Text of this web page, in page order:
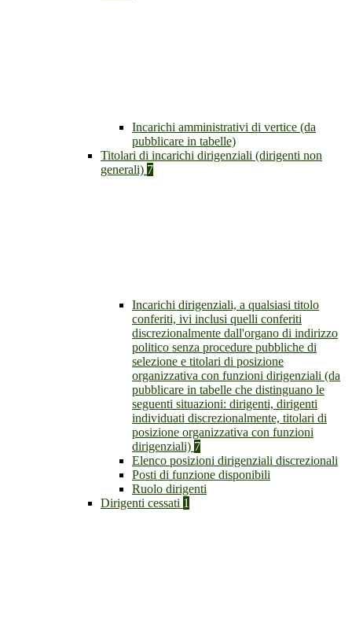
Incarichi amministrativi di vertice (da
pubblicare in tabelle)
Titolari di incarichi dirigenziali (dirigenti non
generali) 7
Incarichi dirigenziali, a qualsiasi titolo
conferiti, ivi inclusi quelli conferiti
discrezionalmente dall'organo di indirizzo
politico senza procedure pubbliche di
selezione e titolari di posizione
organizzativa con funzioni dirigenziali (da
pubblicare in tabelle che distinguano le
seguenti situazioni: dirigenti, dirigenti
individuati discrezionalmente, titolari di
posizione organizzativa con funzioni
dirigenziali) 7
Elenco posizioni dirigenziali discrezionali
Posti di funzione disponibili
Ruolo dirigenti
Dirigenti cessati 1